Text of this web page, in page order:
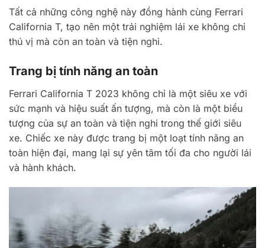
Tất cả những công nghệ này đồng hành cùng Ferrari
California T, tạo nên một trải nghiệm lái xe không chỉ
thú vị mà còn an toàn và tiện nghi.
Trang bị tính năng an toàn
Ferrari California T 2023 không chỉ là một siêu xe với
sức mạnh và hiệu suất ấn tượng, mà còn là một biểu
tượng của sự an toàn và tiện nghi trong thế giới siêu
xe. Chiếc xe này được trang bị một loạt tính năng an
toàn hiện đại, mang lại sự yên tâm tối đa cho người lái
và hành khách.